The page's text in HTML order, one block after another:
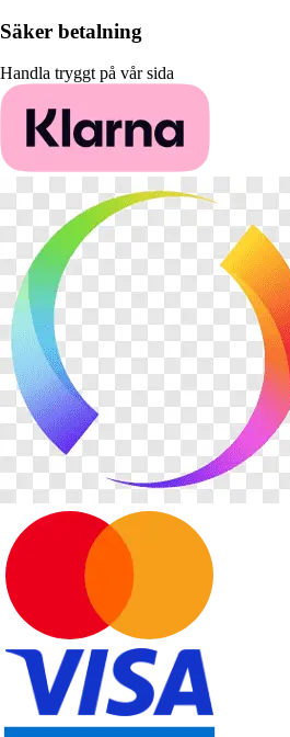
Säker betalning
Handla tryggt på vår sida